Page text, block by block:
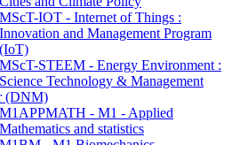
MScT-IOT - Internet of Things :
Innovation and Management Program
(IoT)
MScT-STEEM - Energy Environment :
Science Technology & Management
(DNM)
M1APPMATH - M1 - Applied
Mathematics and statistics